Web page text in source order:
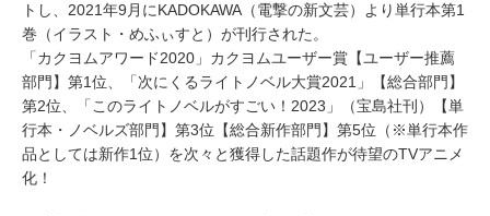
トし、2021年9月にKADOKAWA（電撃の新文芸）より単行本第1
巻（イラスト・めふぃすと）が刊行された。
「カクヨムアワード2020」カクヨムユーザー賞【ユーザー推薦
部門】第1位、「次にくるライトノベル大賞2021」【総合部門】
第2位、「このライトノベルがすごい！2023」（宝島社刊）【単
行本・ノベルズ部門】第3位【総合新作部門】第5位（※単行本作
品としては新作1位）を次々と獲得した話題作が待望のTVアニメ
化！